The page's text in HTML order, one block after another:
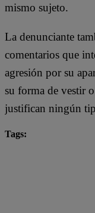
mismo sujeto.
La denunciante
comentarios que
agresión por su
su forma de vestir
justifican ningún
Tags: